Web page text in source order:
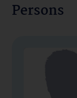
Persons